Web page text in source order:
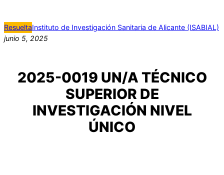
ResueltaInstituto de Investigación Sanitaria de Alicante (ISABIAL)
junio 5, 2025
2025-0019 UN/A TÉCNICO
SUPERIOR DE
INVESTIGACIÓN NIVEL
ÚNICO